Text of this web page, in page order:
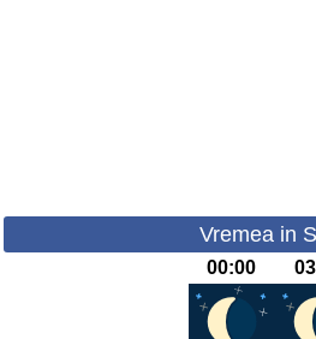
Vremea in
00:00